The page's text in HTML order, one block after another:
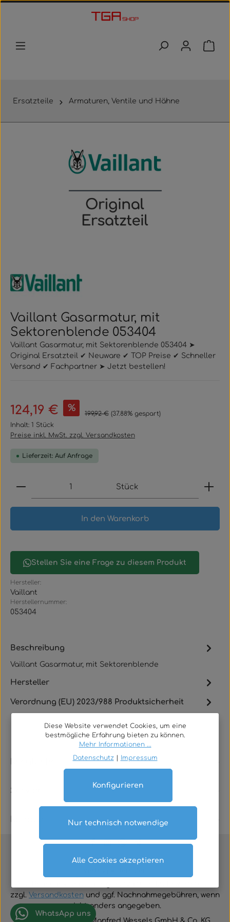
Zum Hauptinhalt springen
Ersatzteile Armaturen, Ventile und Hähne
Vaillant Gasarmatur, mit
Sektorenblende 053404
Vaillant Gasarmatur, mit Sektorenblende 053404 ➤
Original Ersatzteil ✔ Neuware ✔ TOP Preise ✔ Schneller
Versand ✔ Fachpartner ➤ Jetzt bestellen!
Verkaufspreis:
124,19 € % Regulärer Preis:
199,92 € (37.88% gespart)
Inhalt: 1 Stück
Preise inkl. MwSt. zzgl. Versandkosten
Lieferzeit: Auf Anfrage
Produkt Anzahl: Gib den gewünschten Wert
Stück
In den Warenkorb
Stellen Sie eine Frage zu diesem Produkt
Hersteller:
Vaillant
Herstellernummer:
053404
Beschreibung
Vaillant Gasarmatur, mit Sektorenblende
Hersteller
Verordnung (EU) 2023/988 Produktsicherheit
Service
zzgl. Versandkosten und ggf. Nachnahmegebühren, wenn
nicht anders angegeben.
WhatsApp uns
Diese Website verwendet Cookies, um eine
bestmögliche Erfahrung bieten zu können.
Mehr Informationen ...
Datenschutz
Impressum
Nur technisch notwendige
Konfigurieren
Alle Cookies akzeptieren